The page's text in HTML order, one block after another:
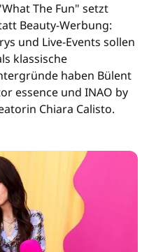
The Fun" setzt
Beauty-Werbung:
und Live-Events sollen
klassische
haben Bülent
essence und INAO by
Chiara Calisto.